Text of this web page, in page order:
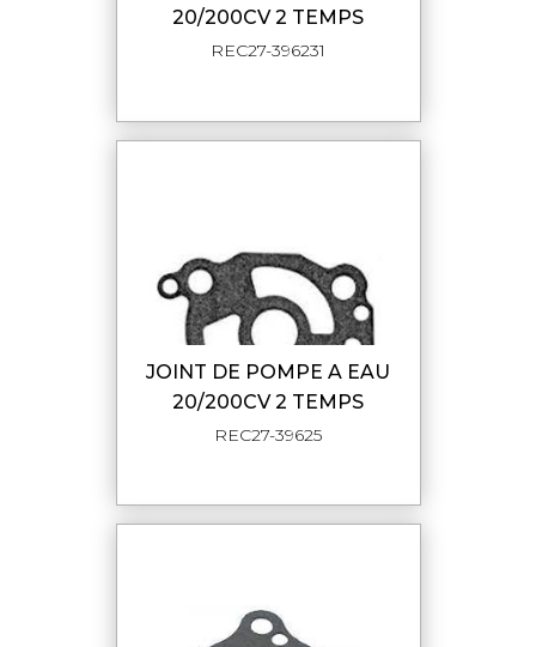
20/200CV 2 TEMPS
REC27-396231
JOINT DE POMPE A EAU
20/200CV 2 TEMPS
REC27-39625